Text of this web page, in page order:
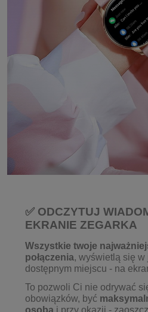
✅ ODCZYTUJ
EKRANIE ZEGARKA
Wszystkie twoje
połączenia, wyświetlą się w
dostępnym miejscu - na
To pozwoli Ci nie odrywać
obowiązków, być